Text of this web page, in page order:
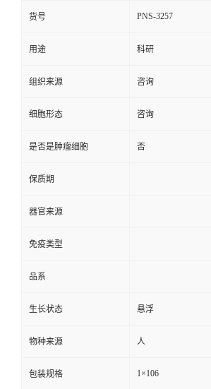
货号 PNS-3257
用途 科研
组织来源 咨询
细胞形态 咨询
是否是肿瘤细胞 否
保质期
器官来源
免疫类型
品系
生长状态 悬浮
物种来源 人
包装规格 1×106